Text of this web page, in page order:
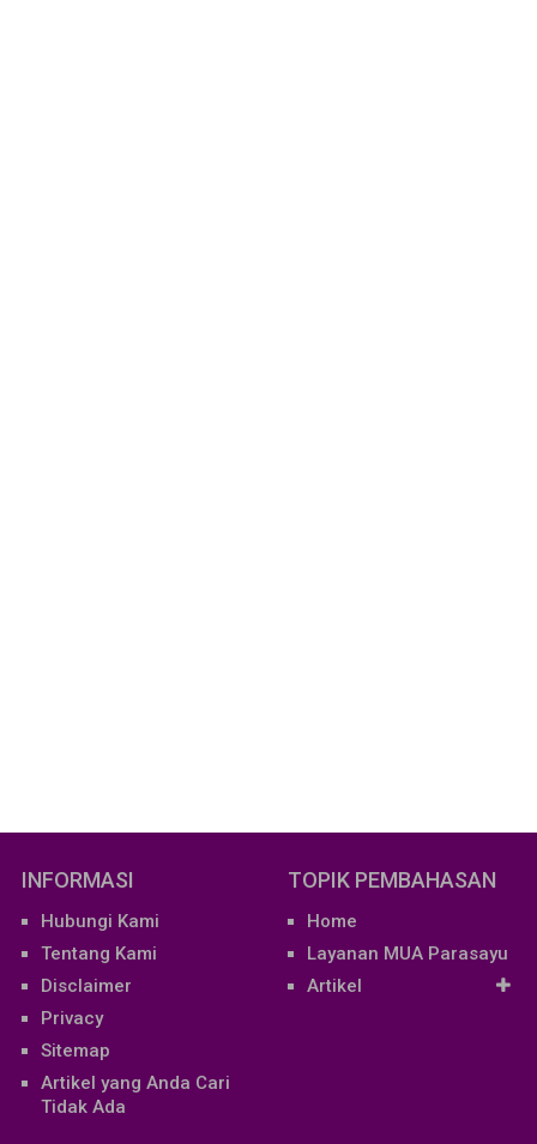
INFORMASI
Hubungi Kami
Tentang Kami
Disclaimer
Privacy
Sitemap
Artikel yang Anda Cari
Tidak Ada
TOPIK PEMBAHASAN
Home
Layanan MUA Parasayu
Artikel